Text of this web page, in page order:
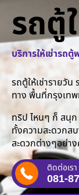
รถตู้
บริการให้เช่ารถ
รถตู้ให้เช่ารายวั
ทาง พื้นที่กรุงเท
ทริป ไหนๆ ก็ สนุก
ทั้งความสะดวกส
สะดวกต่างๆอย่า
ติดต่อเร
081-